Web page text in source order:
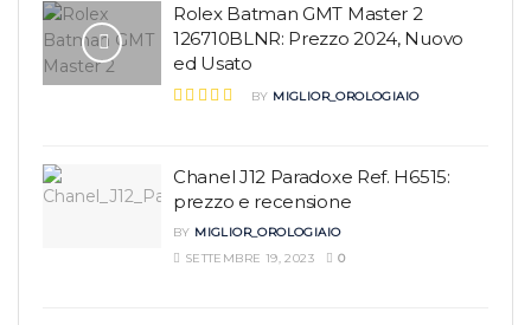
Rolex Batman GMT Master 2
126710BLNR: Prezzo 2024, Nuovo
ed Usato
BY MIGLIOR_OROLOGIAIO
Chanel J12 Paradoxe Ref. H6515:
prezzo e recensione
BY MIGLIOR_OROLOGIAIO
SETTEMBRE 19, 2023
0